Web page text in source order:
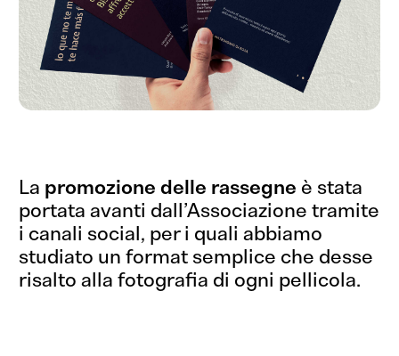
La promozione delle rassegne è stata
portata avanti dall’Associazione tramite
i canali social, per i quali abbiamo
studiato un format semplice che desse
risalto alla fotografia di ogni pellicola.